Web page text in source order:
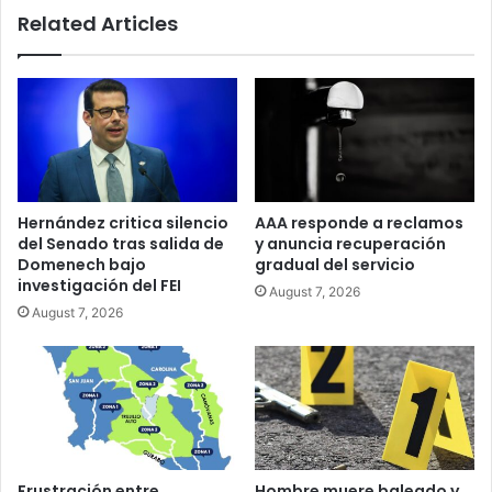
Contributiva
Related Articles
Hernández critica silencio
del Senado tras salida de
Domenech bajo
investigación del FEI
August 7, 2026
AAA responde a reclamos
y anuncia recuperación
gradual del servicio
August 7, 2026